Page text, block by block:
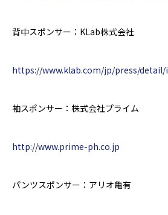
背中スポンサー： KLab株式会社
https://www.klab.com/jp/press/detail/
袖スポンサー：株式会社プライム
http://www.prime-ph.co.jp
パンツスポンサー：アリオ亀有